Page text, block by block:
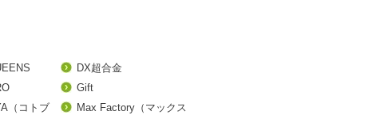
DX超合金
Gift
（コトブ
Max Factory（マックス